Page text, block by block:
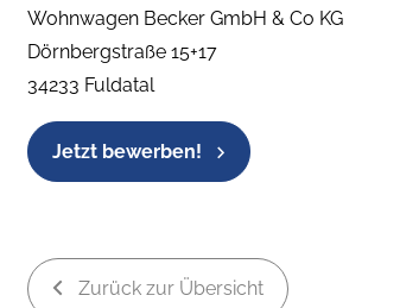
Wohnwagen Becker GmbH & Co KG
Dörnbergstraße 15+17
34233 Fuldatal
Jetzt bewerben!
Zurück zur Übersicht